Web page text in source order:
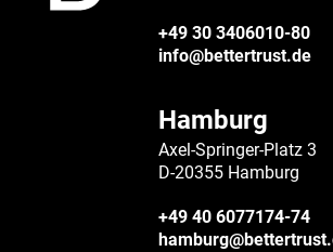
+49 30 3406010-80
info@bettertrust.de
Hamburg
Axel-Springer-Platz 3
D-20355 Hamburg
+49 40 6077174-74